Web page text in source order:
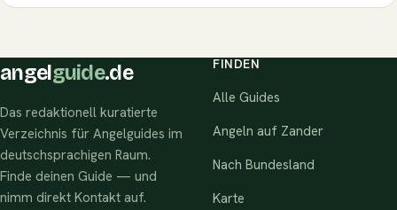
angel guide.de
Das redaktionell kuratierte
Verzeichnis für Angelguides im
deutschsprachigen Raum.
Finde deinen Guide — und
nimm direkt Kontakt auf.
FINDEN
Alle Guides
Angeln auf Zander
Nach Bundesland
Karte